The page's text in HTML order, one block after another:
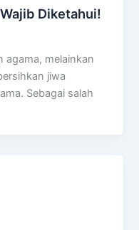
Diketahui!
agama, melainkan
jiwa
Sebagai salah